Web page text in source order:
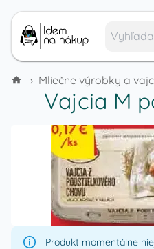
› Mliečne výrobky a
Vajcia M
Produkt momentálne